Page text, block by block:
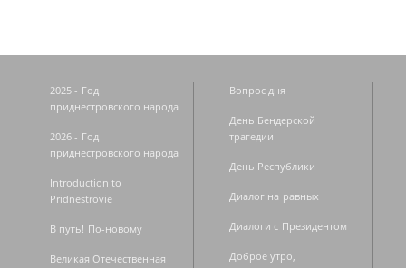
2025 - Год
приднестровского народа
2026 - Год
приднестровского народа
Introduction to
Pridnestrovie
В путь! По-новому
Великая Отечественная
Вопрос дня
День Бендерской
трагедии
День Республики
Диалог на равных
Диалоги с Президентом
Доброе утро,